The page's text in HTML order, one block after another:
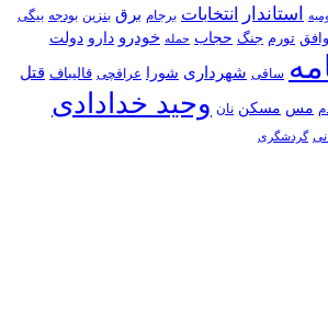
استاندار انتخابات برجام برق بنزین بودجه بیگی
تورم جنگ حجاب حمله خودرو دارو دولت
ساقی شهرداری شورا عراقچی قالیباف قتل
مس مسکن نان وحید خدادادی
گردشگری